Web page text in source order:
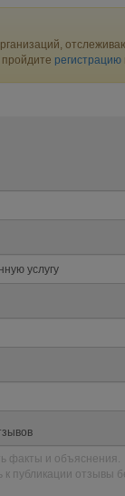
регистрацию